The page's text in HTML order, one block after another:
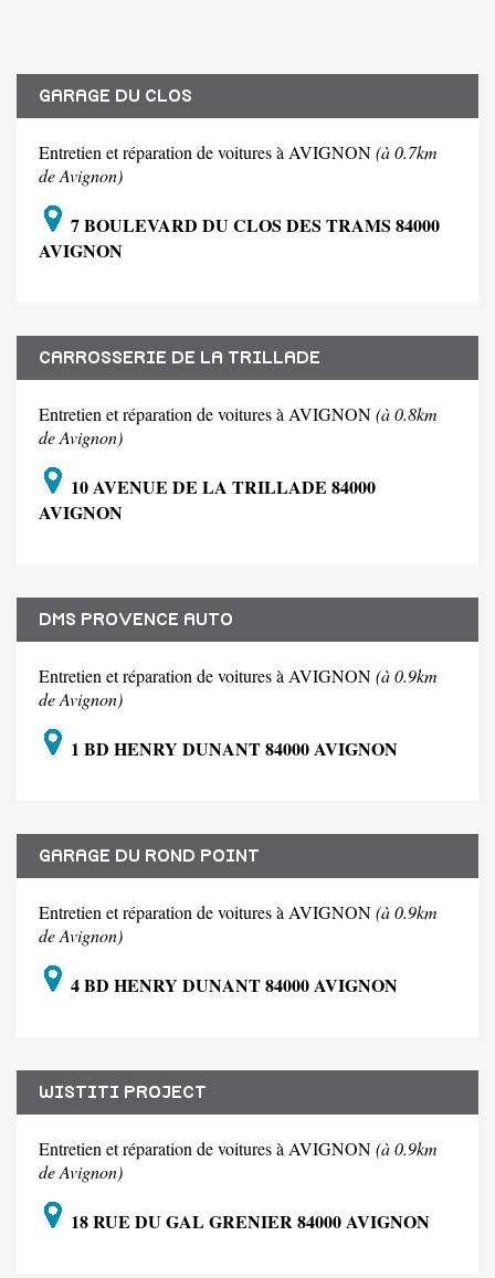
GARAGE DU CLOS
Entretien et réparation de voitures à AVIGNON(à 0.7km
de Avignon)
7 BOULEVARD DU CLOS DES TRAMS 84000
AVIGNON
CARROSSERIE DE LA TRILLADE
Entretien et réparation de voitures à AVIGNON(à 0.8km
de Avignon)
10 AVENUE DE LA TRILLADE 84000
AVIGNON
DMS PROVENCE AUTO
Entretien et réparation de voitures à AVIGNON(à 0.9km
de Avignon)
1 BD HENRY DUNANT 84000 AVIGNON
GARAGE DU ROND POINT
Entretien et réparation de voitures à AVIGNON(à 0.9km
de Avignon)
4 BD HENRY DUNANT 84000 AVIGNON
WISTITI PROJECT
Entretien et réparation de voitures à AVIGNON(à 0.9km
de Avignon)
18 RUE DU GAL GRENIER 84000 AVIGNON